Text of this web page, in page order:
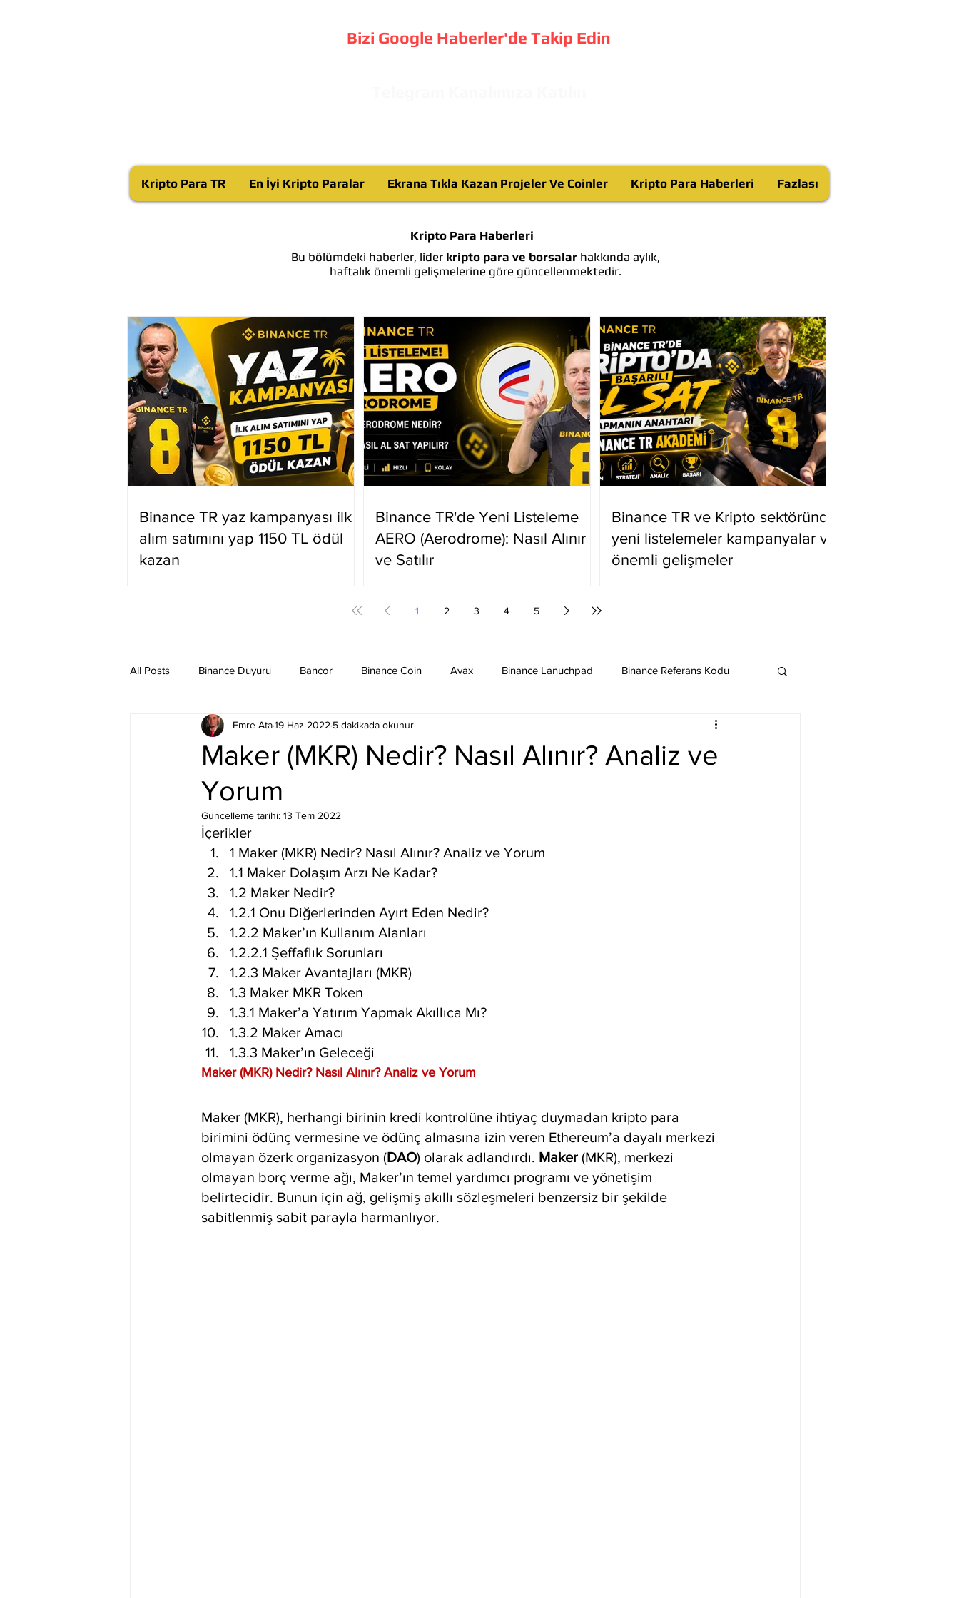
Bizi Google Haberler'de Takip Edin
Kripto Para TR En İyi Kripto Paralar Ekrana Tıkla Kazan Projeler Ve Coinler Kripto Para Haberleri Fazlası
Kripto Para Haberleri
Bu bölümdeki haberler, lider kripto para ve borsalarhakkında aylık,
haftalık önemli gelişmelerine göre güncellenmektedir.
Binance TR yaz kampanyası ilk
alım satımını yap 1150 TL ödül
kazan
Binance TR'de Yeni Listeleme
AERO (Aerodrome): Nasıl Alınır
ve Satılır
Binance TR ve Kripto sektöründe
yeni listelemeler kampanyalar ve
önemli gelişmeler
1 2 3 4 5
All Posts Binance Duyuru Bancor Binance Coin Avax Binance Lanuchpad Binance Referans Kodu
Binance Taraftar Token Bitcoin Bitcoin Sv
Bittorent Coin Chiliz
Ethereum Classic
Maker (MKR) Nedir? Nasıl Alınır? Analiz ve
Yorum
Emre Ata19 Haz 2022 5 dakikada okunur
Güncelleme tarihi: 13 Tem 2022
İçerikler
1 Maker (MKR) Nedir? Nasıl Alınır? Analiz ve Yorum
1.1 Maker Dolaşım Arzı Ne Kadar?
1.2 Maker Nedir?
1.2.1 Onu Diğerlerinden Ayırt Eden Nedir?
1.2.2 Maker’ın Kullanım Alanları
1.2.2.1 Şeffaflık Sorunları
1.2.3 Maker Avantajları (MKR)
1.3 Maker MKR Token
1.3.1 Maker’a Yatırım Yapmak Akıllıca Mı?
1.3.2 Maker Amacı
1.3.3 Maker’ın Geleceği
Maker (MKR) Nedir? Nasıl Alınır? Analiz ve Yorum
Maker (MKR), herhangi birinin kredi kontrolüne ihtiyaç duymadan kripto para
birimini ödünç vermesine ve ödünç almasına izin veren Ethereum’a dayalı merkezi
olmayan özerk organizasyon (DAO) olarak adlandırdı. Maker (MKR), merkezi
olmayan borç verme ağı, Maker’ın temel yardımcı programı ve yönetişim
belirtecidir. Bunun için ağ, gelişmiş akıllı sözleşmeleri benzersiz bir şekilde
sabitlenmiş sabit parayla harmanlıyor.